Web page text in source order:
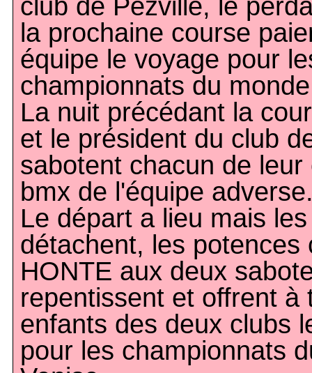
club de Pezville, le
la prochaine course
équipe le voyage pour
championnats du
La nuit précédant la
et le président du club
sabotent chacun de leur
bmx de l'équipe
Le départ a lieu mais
détachent, les potences
HONTE aux deux
repentissent et offrent à
enfants des deux clubs
pour les championnats